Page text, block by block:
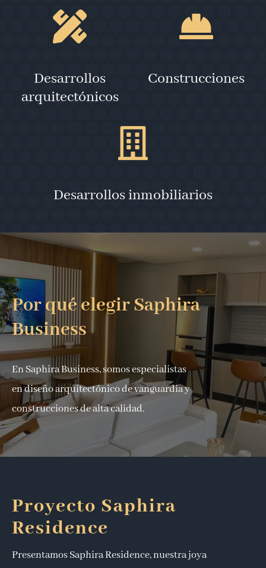
Desarrollos
arquitectónicos
Construcciones
Desarrollos inmobiliarios
Por qué elegir Saphira
Business
En Saphira Business, somos especialistas
en diseño arquitectónico de vanguardia y
construcciones de alta calidad.
Proyecto Saphira
Residence
Presentamos Saphira Residence, nuestra joya